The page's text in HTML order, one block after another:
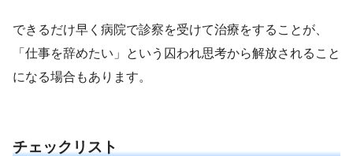
できるだけ早く病院で診察を受けて治療をすることが、
「仕事を辞めたい」という囚われ思考から解放されること
になる場合もあります。
チェックリスト